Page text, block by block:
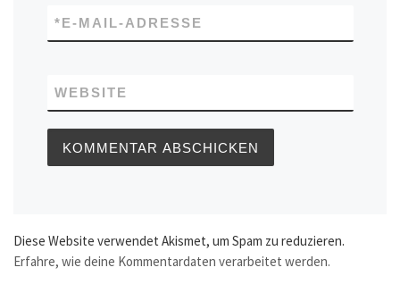
E-MAIL-ADRESSE
*
WEBSITE
Diese Website verwendet Akismet, um Spam zu reduzieren.
Erfahre, wie deine Kommentardaten verarbeitet werden.